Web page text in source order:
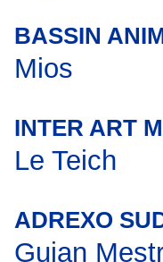
BASSIN
Mios
INTER ART
Le Teich
ADREXO
Gujan